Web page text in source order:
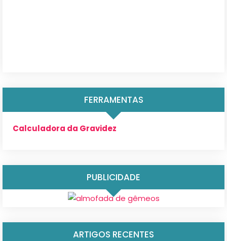
FERRAMENTAS
Calculadora da Gravidez
PUBLICIDADE
ARTIGOS RECENTES